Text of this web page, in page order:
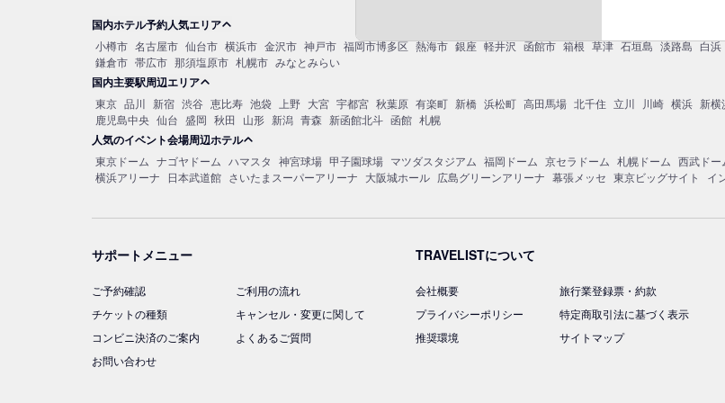
国内ホテル予約人気エリア
小樽市 名古屋市 仙台市 横浜市 金沢市 神戸市 福岡市博多区 熱海市 銀座 軽井沢 函館市 箱根 草津 石垣島 淡路島 白浜
鎌倉市 帯広市 那須塩原市 札幌市 みなとみらい
国内主要駅周辺エリア
東京 品川 新宿 渋谷 恵比寿 池袋 上野 大宮 宇都宮 秋葉原 有楽町 新橋 浜松町 高田馬場 北千住 立川 川崎 横浜 新横
鹿児島中央 仙台 盛岡 秋田 山形 新潟 青森 新函館北斗 函館 札幌
人気のイベント会場周辺ホテル
東京ドーム ナゴヤドーム ハマスタ 神宮球場 甲子園球場 マツダスタジアム 福岡ドーム 京セラドーム 札幌ドーム 西武ドー
横浜アリーナ
日本武道館 さいたまスーパーアリーナ 大阪城ホール 広島グリーンアリーナ 幕張メッセ 東京ビッグサイト イ
サポートメニュー
ご予約確認
ご利用の流れ
チケットの種類
キャンセル・変更に関して
コンビニ決済のご案内
よくあるご質問
お問い合わせ
TRAVELISTについて
会社概要
旅行業登録票・約款
プライバシーポリシー
特定商取引法に基づく表示
推奨環境
サイトマップ